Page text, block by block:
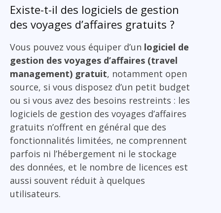
Existe-t-il des logiciels de gestion
des voyages d’affaires gratuits ?
Vous pouvez vous équiper d’un logiciel de
gestion des voyages d’affaires (travel
management) gratuit, notamment open
source, si vous disposez d’un petit budget
ou si vous avez des besoins restreints : les
logiciels de gestion des voyages d’affaires
gratuits n’offrent en général que des
fonctionnalités limitées, ne comprennent
parfois ni l’hébergement ni le stockage
des données, et le nombre de licences est
aussi souvent réduit à quelques
utilisateurs.